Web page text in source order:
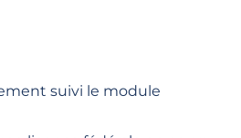
suivi le module